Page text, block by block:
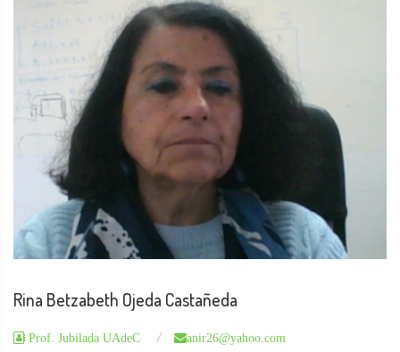
Rina Betzabeth Ojeda Castañeda
Prof. Jubilada UAdeC anir26@yahoo.com